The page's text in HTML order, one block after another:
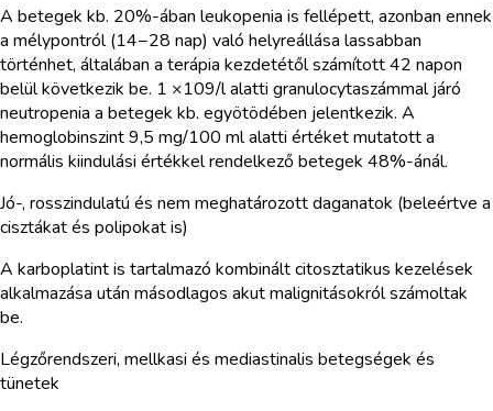
A betegek kb. 20%-ában leukopenia is fellépett, azonban ennek
a mélypontról (14−28 nap) való helyreállása lassabban
történhet, általában a terápia kezdetétől számított 42 napon
belül következik be. 1 ×109/l alatti granulocytaszámmal járó
neutropenia a betegek kb. egyötödében jelentkezik. A
hemoglobinszint 9,5 mg/100 ml alatti értéket mutatott a
normális kiindulási értékkel rendelkező betegek 48%-ánál.
Jó-, rosszindulatú és nem meghatározott daganatok (beleértve a
cisztákat és polipokat is)
A karboplatint is tartalmazó kombinált citosztatikus kezelések
alkalmazása után másodlagos akut malignitásokról számoltak
be.
Légzőrendszeri, mellkasi és mediastinalis betegségek és
tünetek